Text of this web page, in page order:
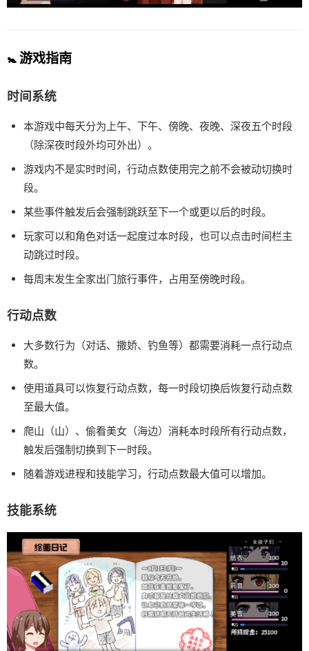
🚼 游戏指南
时间系统
本游戏中每天分为上午、下午、傍晚、夜晚、深夜五个时段
（除深夜时段外均可外出）。
游戏内不是实时时间，行动点数使用完之前不会被动切换时
段。
某些事件触发后会强制跳跃至下一个或更以后的时段。
玩家可以和角色对话一起度过本时段，也可以点击时间栏主
动跳过时段。
每周末发生全家出门旅行事件，占用至傍晚时段。
行动点数
大多数行为（对话、撒娇、钓鱼等）都需要消耗一点行动点
数。
使用道具可以恢复行动点数，每一时段切换后恢复行动点数
至最大值。
爬山（山）、偷看美女（海边）消耗本时段所有行动点数，
触发后强制切换到下一时段。
随着游戏进程和技能学习，行动点数最大值可以增加。
技能系统